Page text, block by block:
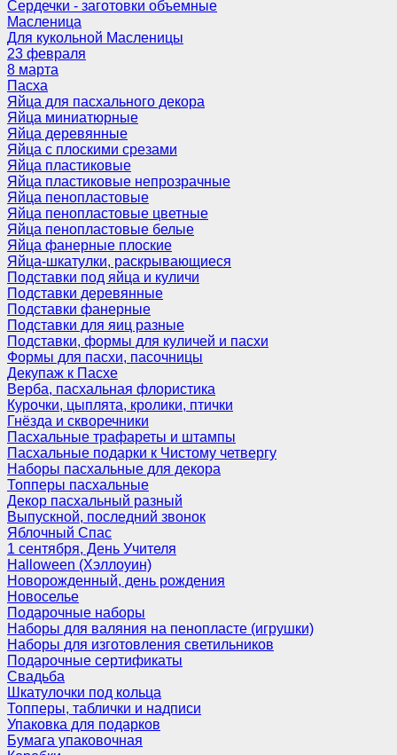
Сердечки - заготовки объемные
Масленица
Для кукольной Масленицы
23 февраля
8 марта
Пасха
Яйца для пасхального декора
Яйца миниатюрные
Яйца деревянные
Яйца с плоскими срезами
Яйца пластиковые
Яйца пластиковые непрозрачные
Яйца пенопластовые
Яйца пенопластовые цветные
Яйца пенопластовые белые
Яйца фанерные плоские
Яйца-шкатулки, раскрывающиеся
Подставки под яйца и куличи
Подставки деревянные
Подставки фанерные
Подставки для яиц разные
Подставки, формы для куличей и пасхи
Формы для пасхи, пасочницы
Декупаж к Пасхе
Верба, пасхальная флористика
Курочки, цыплята, кролики, птички
Гнёзда и скворечники
Пасхальные трафареты и штампы
Пасхальные подарки к Чистому четвергу
Наборы пасхальные для декора
Топперы пасхальные
Декор пасхальный разный
Выпускной, последний звонок
Яблочный Спас
1 сентября, День Учителя
Halloween (Хэллоуин)
Новорожденный, день рождения
Новоселье
Подарочные наборы
Наборы для валяния на пенопласте (игрушки)
Наборы для изготовления светильников
Подарочные сертификаты
Свадьба
Шкатулочки под кольца
Топперы, таблички и надписи
Упаковка для подарков
Бумага упаковочная